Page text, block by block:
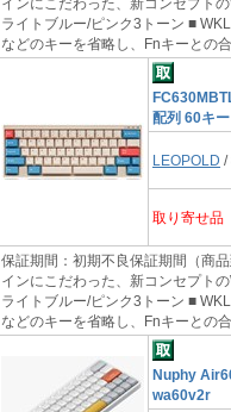
ライトブルー/ピンク3トーン ■
などのキーを省略し、Fnキーとの
配列 60キ
LEOPOLD /
取り寄せ品
保証期間：初期不良保証期間（商
インにこだわった、新コンセプト
ライトブルー/ピンク3トーン ■
などのキーを省略し、Fnキーとの
Nuphy
wa60v2r